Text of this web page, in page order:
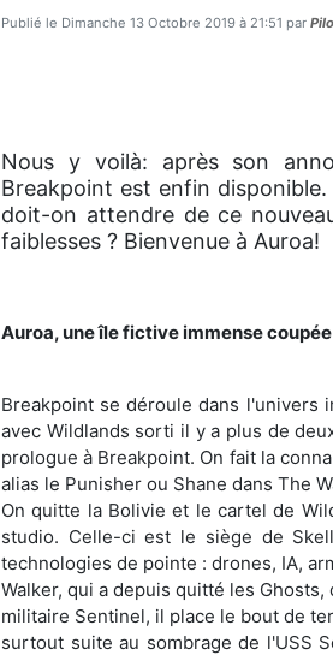
Publié le Dimanche 13 Octobre 2019 à 21:51 par
Nous y voilà: après son
Breakpoint est enfin disponible.
doit-on attendre de ce
faiblesses ? Bienvenue à Auroa!
Auroa, une île fictive immense
Breakpoint se déroule dans l'univers
avec Wildlands sorti il y a plus de
prologue à Breakpoint. On fait la
alias le Punisher ou Shane dans The
On quitte la Bolivie et le cartel de
studio. Celle-ci est le siège de
technologies de pointe : drones, IA,
Walker, qui a depuis quitté les
militaire Sentinel, il place le bout de
surtout suite au sombrage de l'USS